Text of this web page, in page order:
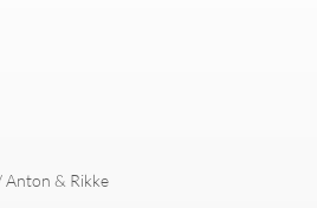
Anton & Rikke